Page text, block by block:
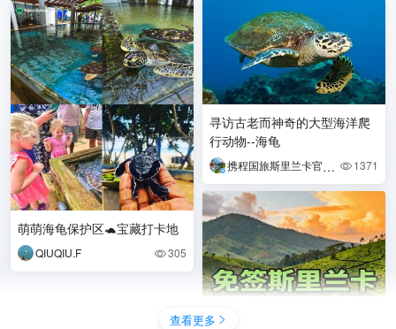
萌萌海龟保护区🐢宝藏打卡地
QIUQIU.F 305
寻访古老而神奇的大型海洋爬
行动物--海龟
携程国旅斯里兰卡官方自营  1371
查看更多 